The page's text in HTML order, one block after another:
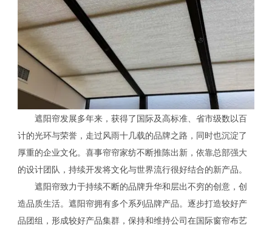
遮阳帘发展多年来，获得了国际及高标准、省市级数以百
计的光环与荣誉，走过风雨十几载的品牌之路，同时也沉淀了
厚重的企业文化。喜事帘帘家纺不断推陈出新，依靠总部强大
的设计团队，持续开发将文化与世界流行很好结合的新产品。
遮阳帘致力于持续不断的品牌升华和层出不穷的创意，创
造品质生活。遮阳帘拥有多个系列品牌产品。逐步打造较好产
品团组，形成较好产品集群，保持和维持公司在国际窗帘布艺